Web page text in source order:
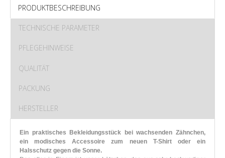
PRODUKTBESCHREIBUNG
TECHNISCHE PARAMETER
PFLEGEHINWEISE
QUALITÄT
PACKUNG
HERSTELLER
Ein praktisches Bekleidungsstück bei wachsenden Zähnchen,
ein modisches Accessoire zum neuen T-Shirt oder ein
Halsschutz gegen die Sonne.